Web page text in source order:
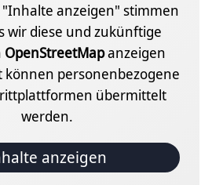
"Inhalte anzeigen" stimmen
wir diese und zukünftige
OpenStreetMapanzeigen
können personenbezogene
übermittelt
werden.
anzeigen